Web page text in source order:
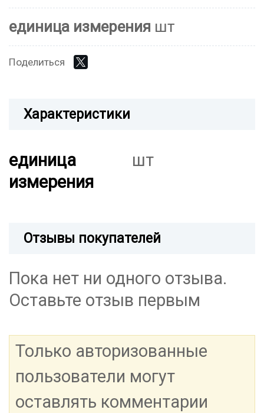
единица измерения шт
Поделиться
Характеристики
единица
измерения
шт
Отзывы покупателей
Пока нет ни одного отзыва.
Оставьте отзыв первым
Только авторизованные
пользователи могут
оставлять комментарии